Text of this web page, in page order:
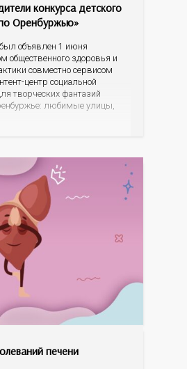
конкурса детского
Оренбуржью»
объявлен 1 июня
общественного здоровья и
совместно сервисом
центр социальной
творческих фантазий
любимые улицы,
печени